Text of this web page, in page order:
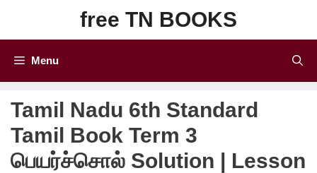
content
free TN BOOKS
Menu
Tamil Nadu 6th Standard
Tamil Book Term 3
பெயர்ச்சொல் Solution | Lesson